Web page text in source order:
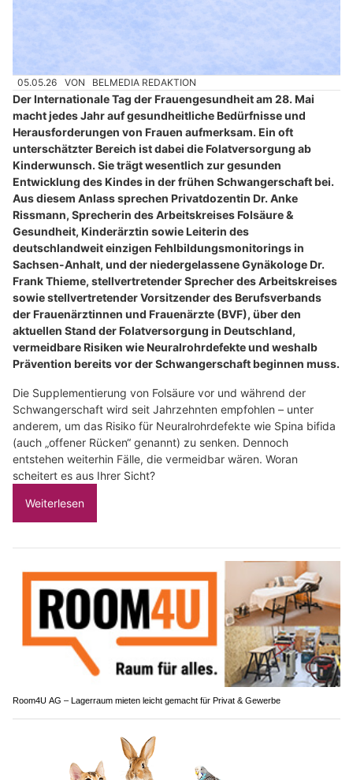
05.05.26 VON BELMEDIA REDAKTION
Der Internationale Tag der Frauengesundheit am 28. Mai
macht jedes Jahr auf gesundheitliche Bedürfnisse und
Herausforderungen von Frauen aufmerksam. Ein oft
unterschätzter Bereich ist dabei die Folatversorgung ab
Kinderwunsch. Sie trägt wesentlich zur gesunden
Entwicklung des Kindes in der frühen Schwangerschaft bei.
Aus diesem Anlass sprechen Privatdozentin Dr. Anke
Rissmann, Sprecherin des Arbeitskreises Folsäure &
Gesundheit, Kinderärztin sowie Leiterin des
deutschlandweit einzigen Fehlbildungsmonitorings in
Sachsen-Anhalt, und der niedergelassene Gynäkologe Dr.
Frank Thieme, stellvertretender Sprecher des Arbeitskreises
sowie stellvertretender Vorsitzender des Berufsverbands
der Frauenärztinnen und Frauenärzte (BVF), über den
aktuellen Stand der Folatversorgung in Deutschland,
vermeidbare Risiken wie Neuralrohrdefekte und weshalb
Prävention bereits vor der Schwangerschaft beginnen muss.
Die Supplementierung von Folsäure vor und während der
Schwangerschaft wird seit Jahrzehnten empfohlen – unter
anderem, um das Risiko für Neuralrohrdefekte wie Spina bifida
(auch „offener Rücken“ genannt) zu senken. Dennoch
entstehen weiterhin Fälle, die vermeidbar wären. Woran
scheitert es aus Ihrer Sicht?
Weiterlesen
Room4U AG – Lagerraum mieten leicht gemacht für Privat & Gewerbe